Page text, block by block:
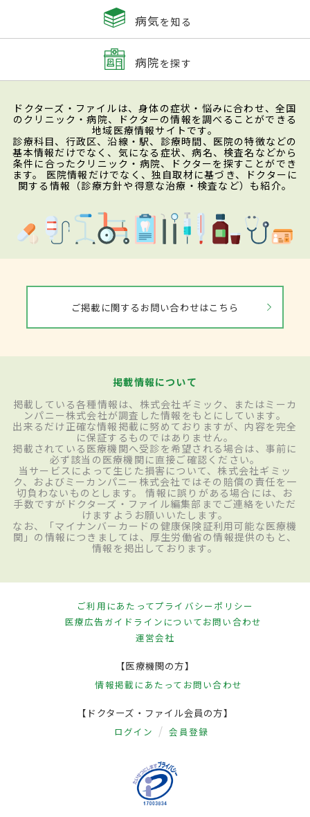
病気を知る
病院を探す
ドクターズ・ファイルは、身体の症状・悩みに合わせ、全国
のクリニック・病院、ドクターの情報を調べることができる
地域医療情報サイトです。
診療科目、行政区、沿線・駅、診療時間、医院の特徴などの
基本情報だけでなく、気になる症状、病名、検査名などから
条件に合ったクリニック・病院、ドクターを探すことができ
ます。 医院情報だけでなく、独自取材に基づき、ドクターに
関する情報（診療方針や得意な治療・検査など）も紹介。
ご掲載に関するお問い合わせはこちら
掲載情報について
掲載している各種情報は、株式会社ギミック、またはミーカ
ンパニー株式会社が調査した情報をもとにしています。
出来るだけ正確な情報掲載に努めておりますが、内容を完全
に保証するものではありません。
掲載されている医療機関へ受診を希望される場合は、事前に
必ず該当の医療機関に直接ご確認ください。
当サービスによって生じた損害について、株式会社ギミッ
ク、およびミーカンパニー株式会社ではその賠償の責任を一
切負わないものとします。 情報に誤りがある場合には、お
手数ですがドクターズ・ファイル編集部までご連絡をいただ
けますようお願いいたします。
なお、「マイナンバーカードの健康保険証利用可能な医療機
関」の情報につきましては、厚生労働省の情報提供のもと、
情報を掲出しております。
ご利用にあたってプライバシーポリシー
医療広告ガイドラインについてお問い合わせ
運営会社
【医療機関の方】
情報掲載にあたって お問い合わせ
【ドクターズ・ファイル会員の方】
ログイン 会員登録